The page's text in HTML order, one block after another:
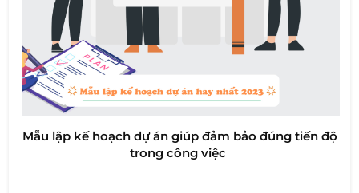
Mẫu lập kế hoạch dự án giúp đảm bảo đúng tiến độ
trong công việc